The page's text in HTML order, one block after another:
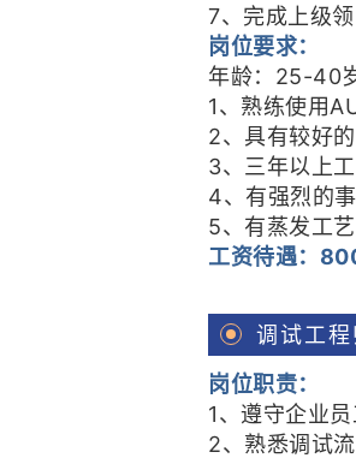
7、完成上级
岗位要求：
年龄：25-40
1、熟练使用
2、具有较好
3、三年以上
4、有强烈的
5、有蒸发工
工资待遇：
调试工
岗位职责：
1、遵守企业
2、熟悉调试